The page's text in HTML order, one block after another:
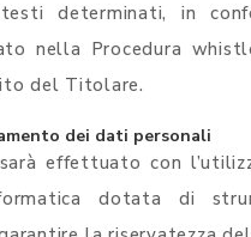
determinati, in
nella Procedura
del Titolare.
dei dati personali
effettuato con
dotata di